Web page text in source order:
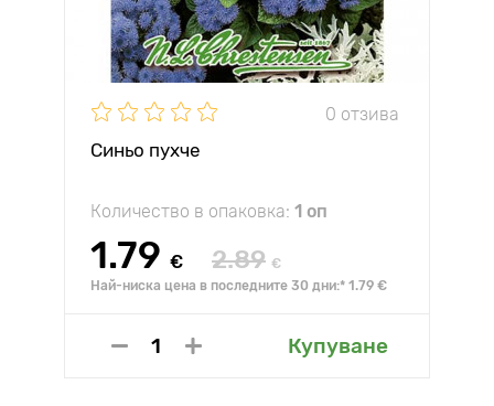
0 отзива
Синьо пухче
Количество в опаковка: 1 оп
1.79 € 2.89 €
Най-ниска цена в последните 30 дни:* 1.79 €
Купуване